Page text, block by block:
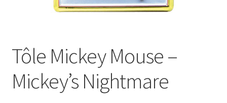
Tôle Mickey Mouse –
Mickey’s Nightmare